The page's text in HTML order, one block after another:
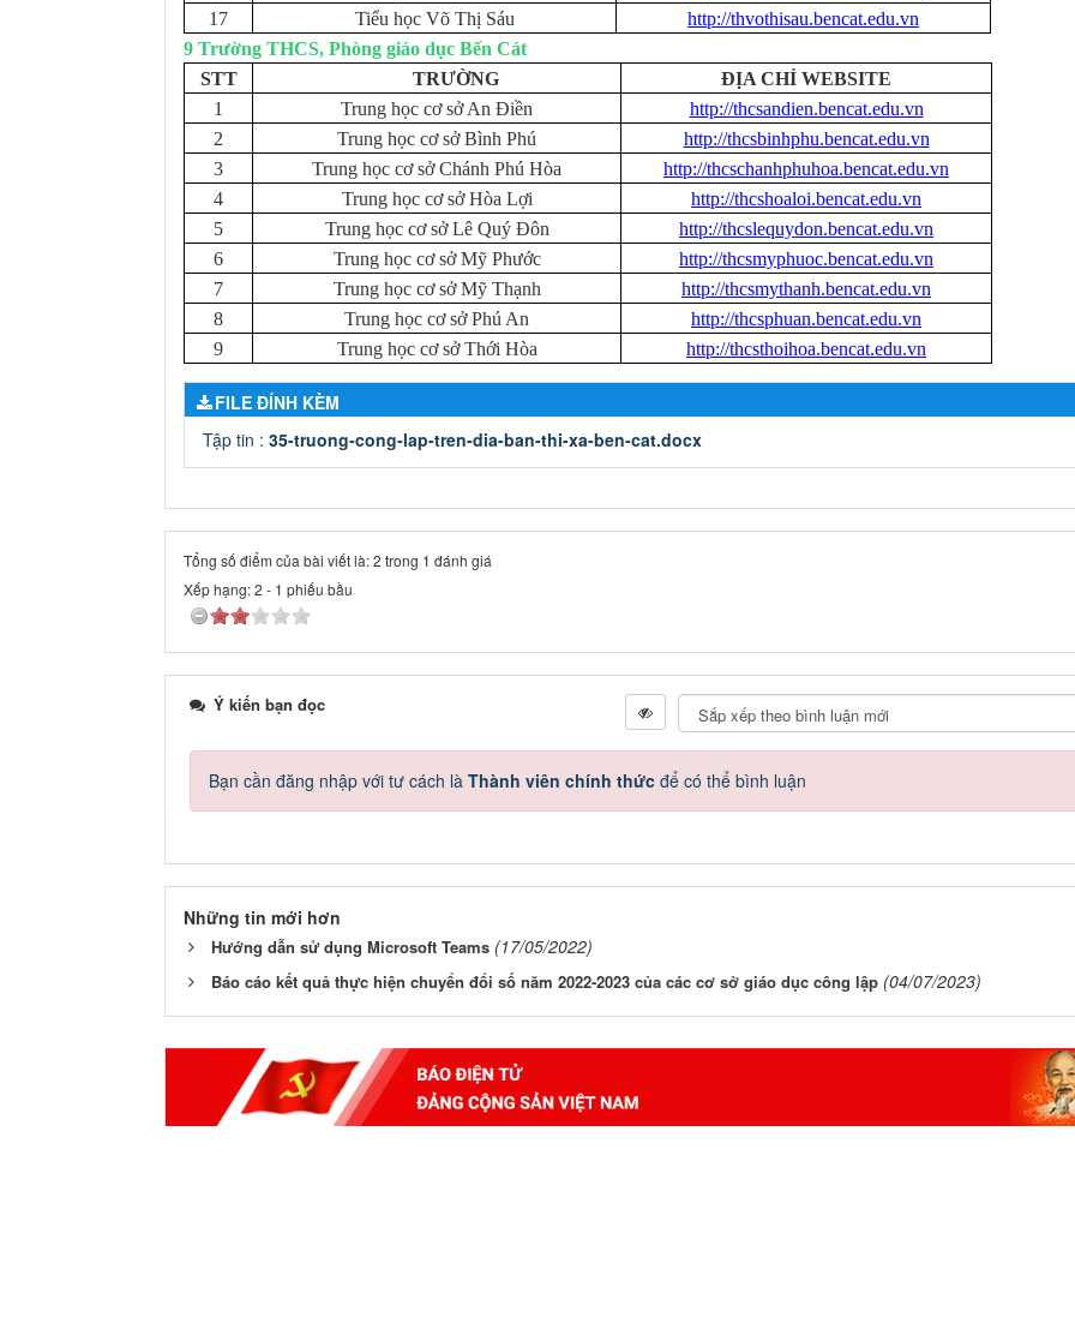
17
Tiểu học Võ Thị Sáu
http://thvothisau.bencat.edu.vn
9 Trường THCS, Phòng giáo dục Bến Cát
STT
TRƯỜNG
ĐỊA CHỈ WEBSITE
1
Trung học cơ sở An Điền
http://thcsandien.bencat.edu.vn
2
Trung học cơ sở Bình Phú
http://thcsbinhphu.bencat.edu.vn
3
Trung học cơ sở Chánh Phú Hòa
http://thcschanhphuhoa.bencat.edu.vn
4
Trung học cơ sở Hòa Lợi
http://thcshoaloi.bencat.edu.vn
5
Trung học cơ sở Lê Quý Đôn
http://thcslequydon.bencat.edu.vn
6
Trung học cơ sở Mỹ Phước
http://thcsmyphuoc.bencat.edu.vn
7
Trung học cơ sở Mỹ Thạnh
http://thcsmythanh.bencat.edu.vn
8
Trung học cơ sở Phú An
http://thcsphuan.bencat.edu.vn
9
Trung học cơ sở Thới Hòa http://thcsthoihoa.bencat.edu.vn
FILE ĐÍNH KÈM
Tập tin : 35-truong-cong-lap-tren-dia-ban-thi-xa-ben-cat.docx
Tổng số điểm của bài viết là: 2 trong 1 đánh giá
Xếp hạng:2 - 1 phiếu bầu
Ý kiến bạn đọc
Bạn cần đăng nhập với tư cách là Thành viên chính thức để có thể bình luận
Những tin mới hơn
Hướng dẫn sử dụng Microsoft Teams (17/05/2022)
Báo cáo kết quả thực hiện chuyển đổi số năm 2022-2023 của các cơ sở giáo dục công lập (04/07/2023)